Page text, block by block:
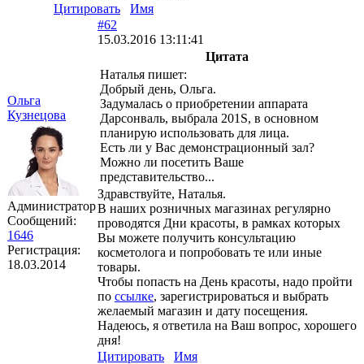
Цитировать
Имя
Ольга
Кузнецова
Администратор
Сообщений:
1646
Регистрация:
18.03.2014
#62
15.03.2016 13:11:41
Цитата
Наталья пишет:
Добрый день, Ольга.
Задумалась о приобретении аппарата
Дарсонваль, выбрала 201S, в основном
планирую использовать для лица.
Есть ли у Вас демонстрационный зал?
Можно ли посетить Ваше
представительство...
Здравствуйте, Наталья.
В наших розничных магазинах регулярно
проводятся Дни красоты, в рамках которых
Вы можете получить консультацию
косметолога и попробовать те или иные
товары.
Чтобы попасть на День красоты, надо пройти
по ссылке, зарегистрироваться и выбрать
желаемый магазин и дату посещения.
Надеюсь, я ответила на Ваш вопрос, хорошего
дня!
Цитировать
Имя